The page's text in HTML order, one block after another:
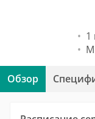
1
Обзор